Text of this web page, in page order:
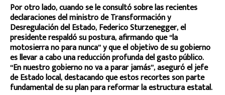
Por otro lado, cuando se le consultó sobre las recientes
declaraciones del ministro de Transformación y
Desregulación del Estado, Federico Sturzenegger, el
presidente respaldó su postura, afirmando que “la
motosierra no para nunca” y que el objetivo de su gobierno
es llevar a cabo una reducción profunda del gasto público.
“En nuestro gobierno no va a parar jamás”, aseguró el jefe
de Estado local, destacando que estos recortes son parte
fundamental de su plan para reformar la estructura estatal.